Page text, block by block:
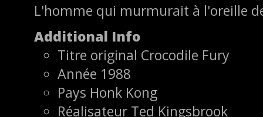
L'homme qui murmurait à l'oreille
Additional Info
Titre original Crocodile Fury
Année 1988
Pays Honk Kong
Réalisateur Ted Kingsbrook